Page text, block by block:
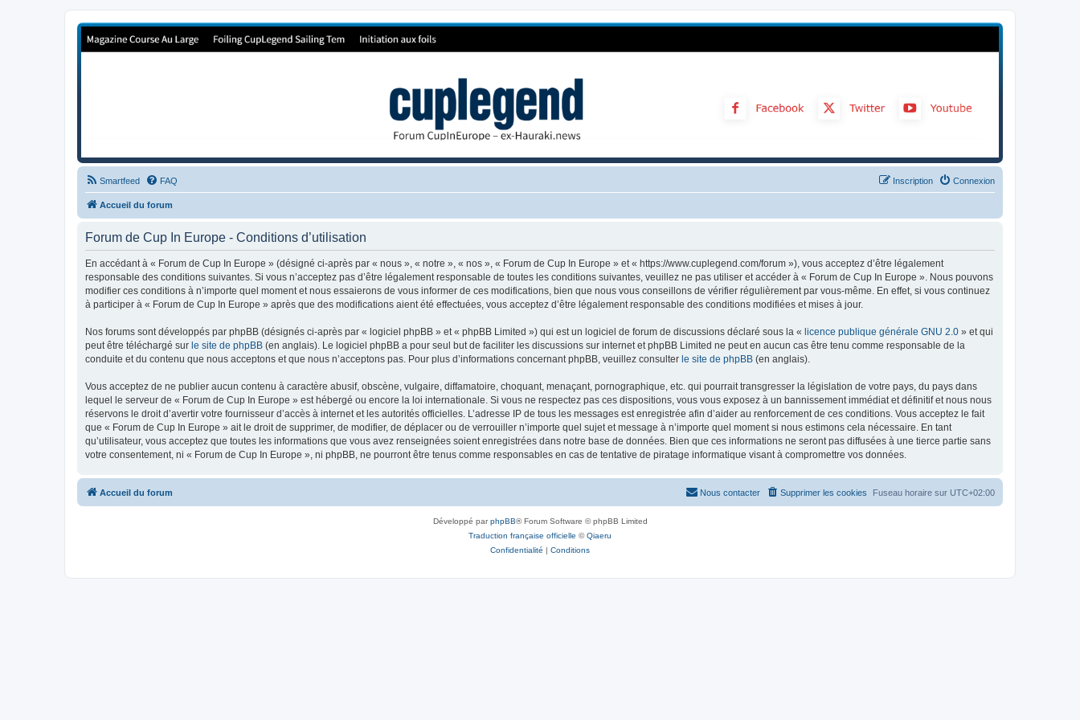
Forum de Cup In Europe
Smartfeed FAQ Connexion
Inscription
Accueil du forum
Forum de Cup In Europe - Conditions d’utilisation
En accédant à « Forum de Cup In Europe » (désigné ci-après par « nous », « notre », « nos », « Forum de Cup In Europe » et « https://www.cuplegend.com/forum »), vous acceptez d’être légalement
responsable des conditions suivantes. Si vous n’acceptez pas d’être légalement responsable de toutes les conditions suivantes, veuillez ne pas utiliser et accéder à « Forum de Cup In Europe ». Nous pouvons
modifier ces conditions à n’importe quel moment et nous essaierons de vous informer de ces modifications, bien que nous vous conseillons de vérifier régulièrement par vous-même. En effet, si vous continuez
à participer à « Forum de Cup In Europe » après que des modifications aient été effectuées, vous acceptez d’être légalement responsable des conditions modifiées et mises à jour.
Nos forums sont développés par phpBB (désignés ci-après par « logiciel phpBB » et « phpBB Limited ») qui est un logiciel de forum de discussions déclaré sous la « licence publique générale GNU 2.0 » et qui
peut être téléchargé sur le site de phpBB (en anglais). Le logiciel phpBB a pour seul but de faciliter les discussions sur internet et phpBB Limited ne peut en aucun cas être tenu comme responsable de la
conduite et du contenu que nous acceptons et que nous n’acceptons pas. Pour plus d’informations concernant phpBB, veuillez consulter le site de phpBB (en anglais).
Vous acceptez de ne publier aucun contenu à caractère abusif, obscène, vulgaire, diffamatoire, choquant, menaçant, pornographique, etc. qui pourrait transgresser la législation de votre pays, du pays dans
lequel le serveur de « Forum de Cup In Europe » est hébergé ou encore la loi internationale. Si vous ne respectez pas ces dispositions, vous vous exposez à un bannissement immédiat et définitif et nous nous
réservons le droit d’avertir votre fournisseur d’accès à internet et les autorités officielles. L’adresse IP de tous les messages est enregistrée afin d’aider au renforcement de ces conditions. Vous acceptez le fait
que « Forum de Cup In Europe » ait le droit de supprimer, de modifier, de déplacer ou de verrouiller n’importe quel sujet et message à n’importe quel moment si nous estimons cela nécessaire. En tant
qu’utilisateur, vous acceptez que toutes les informations que vous avez renseignées soient enregistrées dans notre base de données. Bien que ces informations ne seront pas diffusées à une tierce partie sans
votre consentement, ni « Forum de Cup In Europe », ni phpBB, ne pourront être tenus comme responsables en cas de tentative de piratage informatique visant à compromettre vos données.
Accueil du forum Fuseau horaire sur UTC+02:00
Supprimer les cookies
Nous contacter
Développé parphpBB® Forum Software © phpBB Limited
Traduction française officielle ©Qiaeru
Confidentialité | Conditions